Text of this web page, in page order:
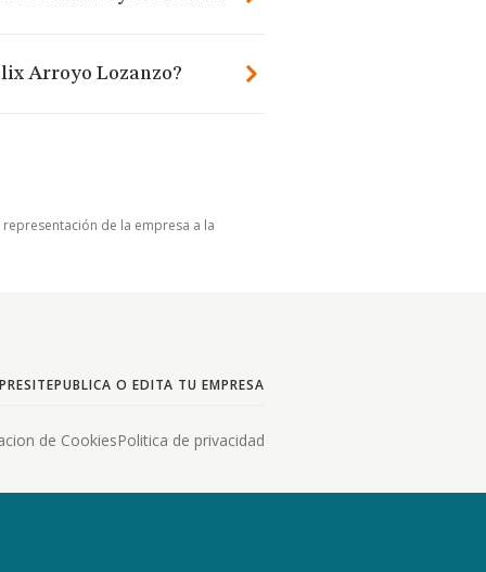
Arroyo Lozanzo?
de la empresa a la
PUBLICA O EDITA TU EMPRESA
de CookiesPolitica de privacidad